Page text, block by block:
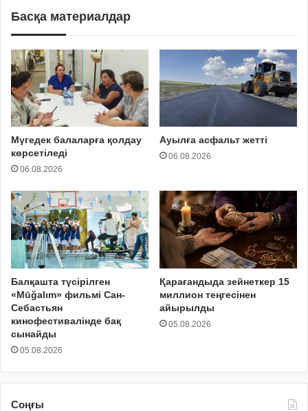
Басқа материалдар
Мүгедек балаларға қолдау
көрсетіледі
06.08.2026
Ауылға асфальт жетті
06.08.2026
Балқашта түсірілген
«Mūğalım» фильмі Сан-
Себастьян
кинофестивалінде бақ
сынайды
05.08.2026
Қарағандыда зейнеткер 15
миллион теңгесінен
айырылды
05.08.2026
Соңғы